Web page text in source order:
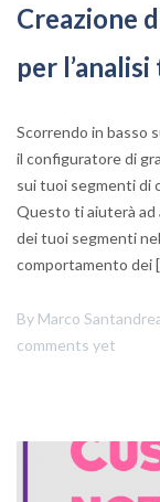
Creazione
per
Scorrendo in basso
il configuratore di
sui tuoi segmenti di
Questo ti aiuterà ad
dei tuoi segmenti
comportamento dei
By Marco
comments yet